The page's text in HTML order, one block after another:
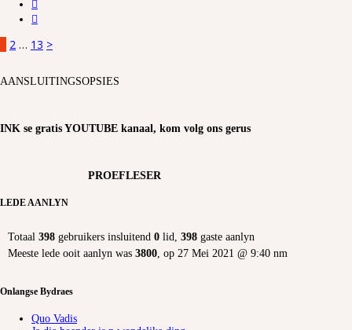
2 … 13 >
AANSLUITINGSOPSIES
INK se gratis YOUTUBE kanaal, kom volg ons gerus
PROEFLESER
LEDE AANLYN
Totaal 398 gebruikers insluitend 0 lid, 398 gaste aanlyn
Meeste lede ooit aanlyn was 3800, op 27 Mei 2021 @ 9:40 nm
Onlangse Bydraes
Quo Vadis